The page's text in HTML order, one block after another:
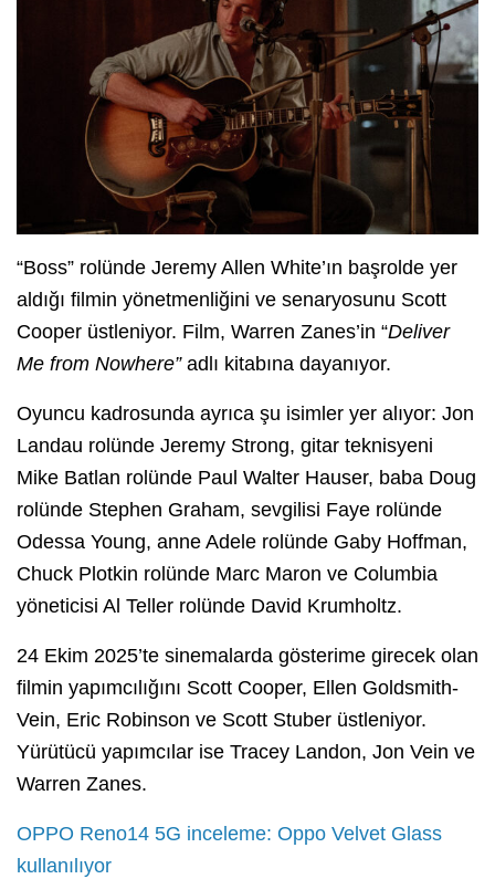
“Boss” rolünde Jeremy Allen White’ın başrolde yer
aldığı filmin yönetmenliğini ve senaryosunu Scott
Cooper üstleniyor. Film, Warren Zanes’in “Deliver
Me from Nowhere”adlı kitabına dayanıyor.
Oyuncu kadrosunda ayrıca şu isimler yer alıyor: Jon
Landau rolünde Jeremy Strong, gitar teknisyeni
Mike Batlan rolünde Paul Walter Hauser, baba Doug
rolünde Stephen Graham, sevgilisi Faye rolünde
Odessa Young, anne Adele rolünde Gaby Hoffman,
Chuck Plotkin rolünde Marc Maron ve Columbia
yöneticisi Al Teller rolünde David Krumholtz.
24 Ekim 2025’te sinemalarda gösterime girecek olan
filmin yapımcılığını Scott Cooper, Ellen Goldsmith-
Vein, Eric Robinson ve Scott Stuber üstleniyor.
Yürütücü yapımcılar ise Tracey Landon, Jon Vein ve
Warren Zanes.
OPPO Reno14 5G inceleme: Oppo Velvet Glass
kullanılıyor